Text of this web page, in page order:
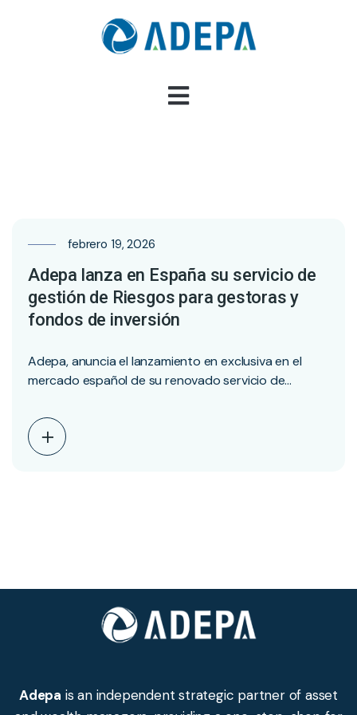
febrero 19, 2026
Adepa lanza en España su servicio de
gestión de Riesgos para gestoras y
fondos de inversión
Adepa, anuncia el lanzamiento en exclusiva en el
mercado español de su renovado servicio de
Adepa is an independent strategic partner of asset